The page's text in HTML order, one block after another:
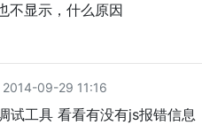
不显示，什么原因
2014-09-29 11:16
试工具 看看有没有js报错信息